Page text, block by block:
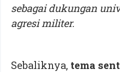
sebagai dukungan
agresi militer.
Sebaliknya, tema